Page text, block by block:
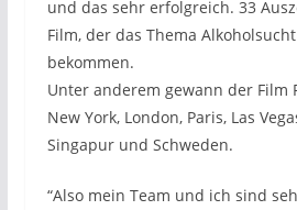
und das sehr erfolgreich. 33
Film, der das Thema
bekommen.
Unter anderem gewann der Film
New York, London, Paris, Las
Singapur und Schweden.
“Also mein Team und ich sind